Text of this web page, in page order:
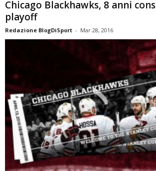
Chicago Blackhawks, 8 anni
playoff
Redazione BlogDiSport - Mar 28, 2016